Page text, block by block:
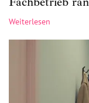
Weiterlesen